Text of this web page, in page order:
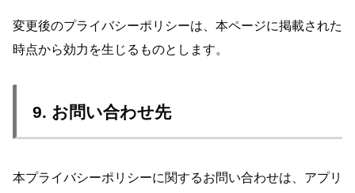
変更後のプライバシーポリシーは、本ページに掲載された
時点から効力を生じるものとします。
9. お問い合わせ先
本プライバシーポリシーに関するお問い合わせは、アプリ